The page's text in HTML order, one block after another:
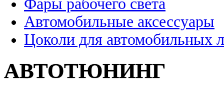
Фары рабочего света
Автомобильные аксессуары
Цоколи для автомобильных
АВТОТЮНИНГ